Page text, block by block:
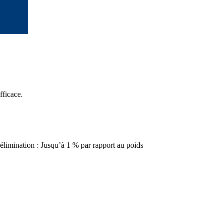
: Jusqu’à 1 % par rapport au poids